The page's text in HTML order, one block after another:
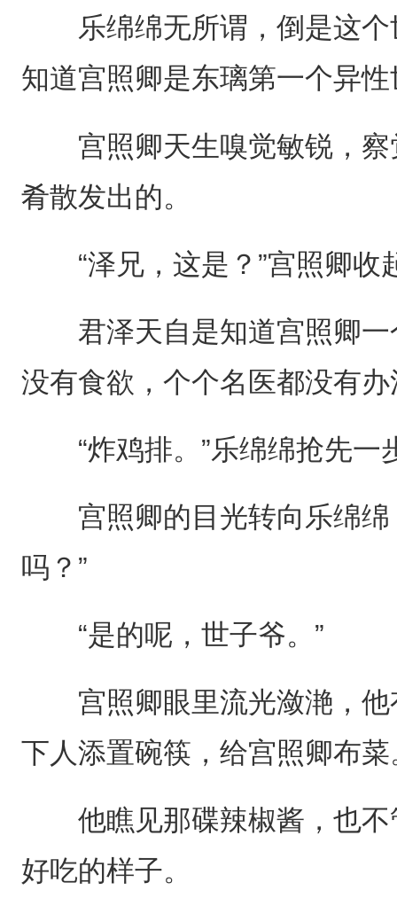
乐绵绵无所谓，倒是这个
知道宫照卿是东璃第一个异
宫照卿天生嗅觉敏锐，察
肴散发出的。
“泽兄，这是？”宫照卿收
君泽天自是知道宫照卿一
没有食欲，个个名医都没有
“炸鸡排。”乐绵绵抢先一
宫照卿的目光转向乐绵绵
吗？”
“是的呢，世子爷。”
宫照卿眼里流光潋滟，他
下人添置碗筷，给宫照卿布菜
他瞧见那碟辣椒酱，也不
好吃的样子。